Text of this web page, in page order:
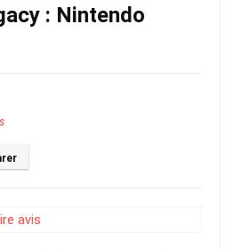
: Nintendo
avis